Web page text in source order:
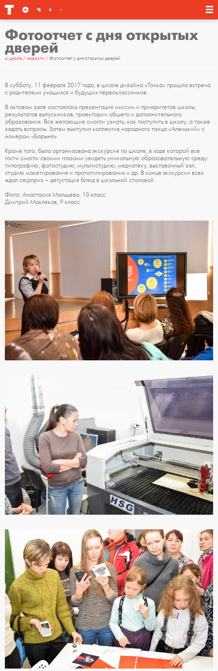
Фотоотчет с дня открытых
дверей
о школе новости Фотоотчет с дня открытых дверей
В субботу, 11 февраля 2017 года, в школе дизайна «Точка» прошла встреча
с родителями учащихся и будущих первоклассников.
В актовом зале состоялась презентация миссии и приоритетов школы,
результатов выпускников, траектории общего и дополнительного
образования. Все желающие смогли узнать, как поступить в школу, а также
задать вопросы. Затем выступил коллектив народного танца «Аленький» с
номером «Барыня».
Кроме того, была организована экскурсия по школе, в ходе которой все
гости смогли своими глазами увидеть уникальную образовательную среду:
типографию, фотостудию, мультистудию, медиатеку, выставочный зал,
студию макетирования и прототипирования и др. В конце экскурсии всех
ждал сюрприз – дегустация блюд в школьной столовой.
Фото: Анастасия Мальцева, 10 класс
Дмитрий Макляков, 9 класс